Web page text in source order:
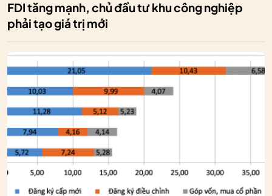
FDI tăng mạnh, chủ đầu tư khu công nghiệp
phải tạo giá trị mới